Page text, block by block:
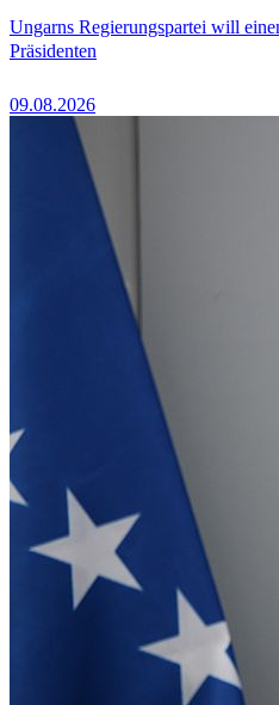
Ungarns Regierungspartei will
Präsidenten
09.08.2026